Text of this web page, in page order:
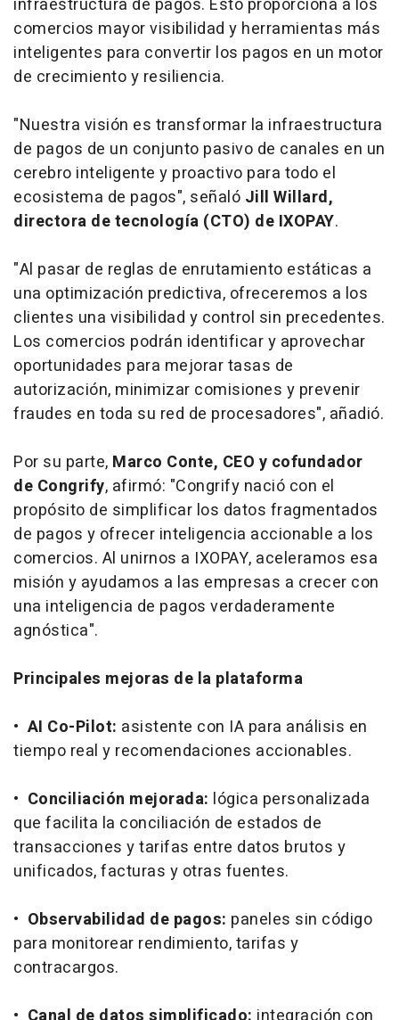
infraestructura de pagos. Esto proporciona a los
comercios mayor visibilidad y herramientas más
inteligentes para convertir los pagos en un motor
de crecimiento y resiliencia.
"Nuestra visión es transformar la infraestructura
de pagos de un conjunto pasivo de canales en un
cerebro inteligente y proactivo para todo el
ecosistema de pagos", señaló Jill Willard,
directora de tecnología (CTO) de IXOPAY.
"Al pasar de reglas de enrutamiento estáticas a
una optimización predictiva, ofreceremos a los
clientes una visibilidad y control sin precedentes.
Los comercios podrán identificar y aprovechar
oportunidades para mejorar tasas de
autorización, minimizar comisiones y prevenir
fraudes en toda su red de procesadores", añadió.
Por su parte, Marco Conte, CEO y cofundador
de Congrify, afirmó: "Congrify nació con el
propósito de simplificar los datos fragmentados
de pagos y ofrecer inteligencia accionable a los
comercios. Al unirnos a IXOPAY, aceleramos esa
misión y ayudamos a las empresas a crecer con
una inteligencia de pagos verdaderamente
agnóstica".
Principales mejoras de la plataforma
• AI Co-Pilot: asistente con IA para análisis en
tiempo real y recomendaciones accionables.
• Conciliación mejorada: lógica personalizada
que facilita la conciliación de estados de
transacciones y tarifas entre datos brutos y
unificados, facturas y otras fuentes.
• Observabilidad de pagos: paneles sin código
para monitorear rendimiento, tarifas y
contracargos.